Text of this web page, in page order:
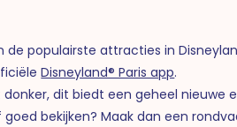
de populairste attracties in
Disneyland® Paris app.
dit biedt een geheel nieuwe
bekijken? Maak dan een